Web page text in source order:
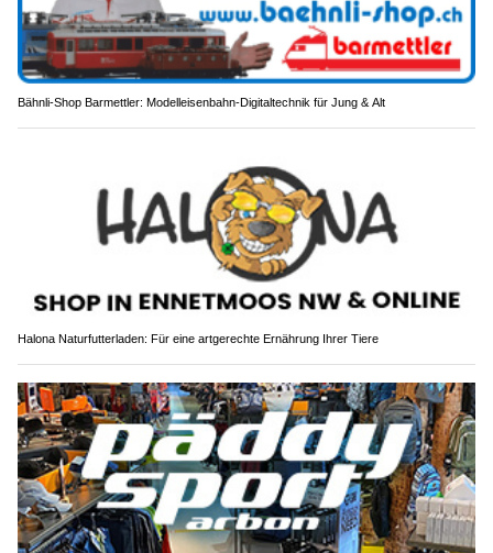
Bähnli-Shop Barmettler: Modelleisenbahn-Digitaltechnik für Jung & Alt
Halona Naturfutterladen: Für eine artgerechte Ernährung Ihrer Tiere